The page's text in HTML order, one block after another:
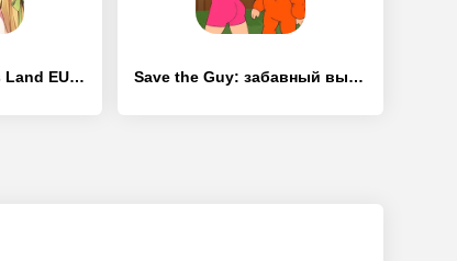
Idle Huntress: Girl's Land EU - [Взлом/МОД Меню] Save the Guy: забавный выбор - [Взлом/МОД Бесконечные деньги]